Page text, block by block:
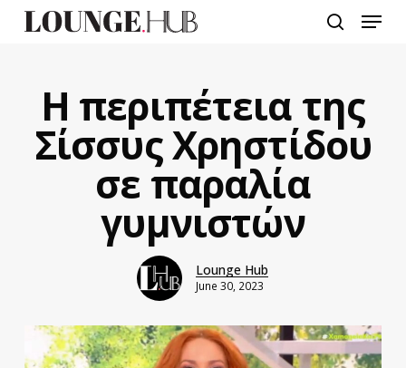
Menu
Η περιπέτεια της
Σίσσυς Χρηστίδου
σε παραλία
γυμνιστών
Lounge Hub
June 30, 2023